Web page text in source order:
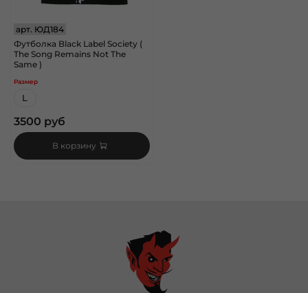
арт. ЮД184
Футболка Black Label Society (
The Song Remains Not The
Same )
Размер
L
3500 руб
В корзину